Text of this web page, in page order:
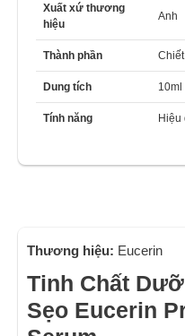
Xuất xứ thương
hiệu
Anh
Thành phần
Dung tích 10ml
Tính năng Hiệu
Thương hiệu: Eucerin
Tinh Chất
Sẹo Eucerin